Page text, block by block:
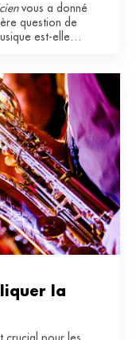
vous a donné
question de
est-elle
la